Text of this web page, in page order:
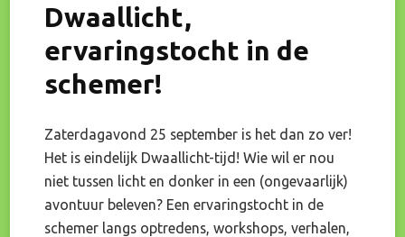
Dwaallicht,
ervaringstocht in de
schemer!
Zaterdagavond 25 september is het dan zo ver!
Het is eindelijk Dwaallicht-tijd! Wie wil er nou
niet tussen licht en donker in een (ongevaarlijk)
avontuur beleven? Een ervaringstocht in de
schemer langs optredens, workshops, verhalen,